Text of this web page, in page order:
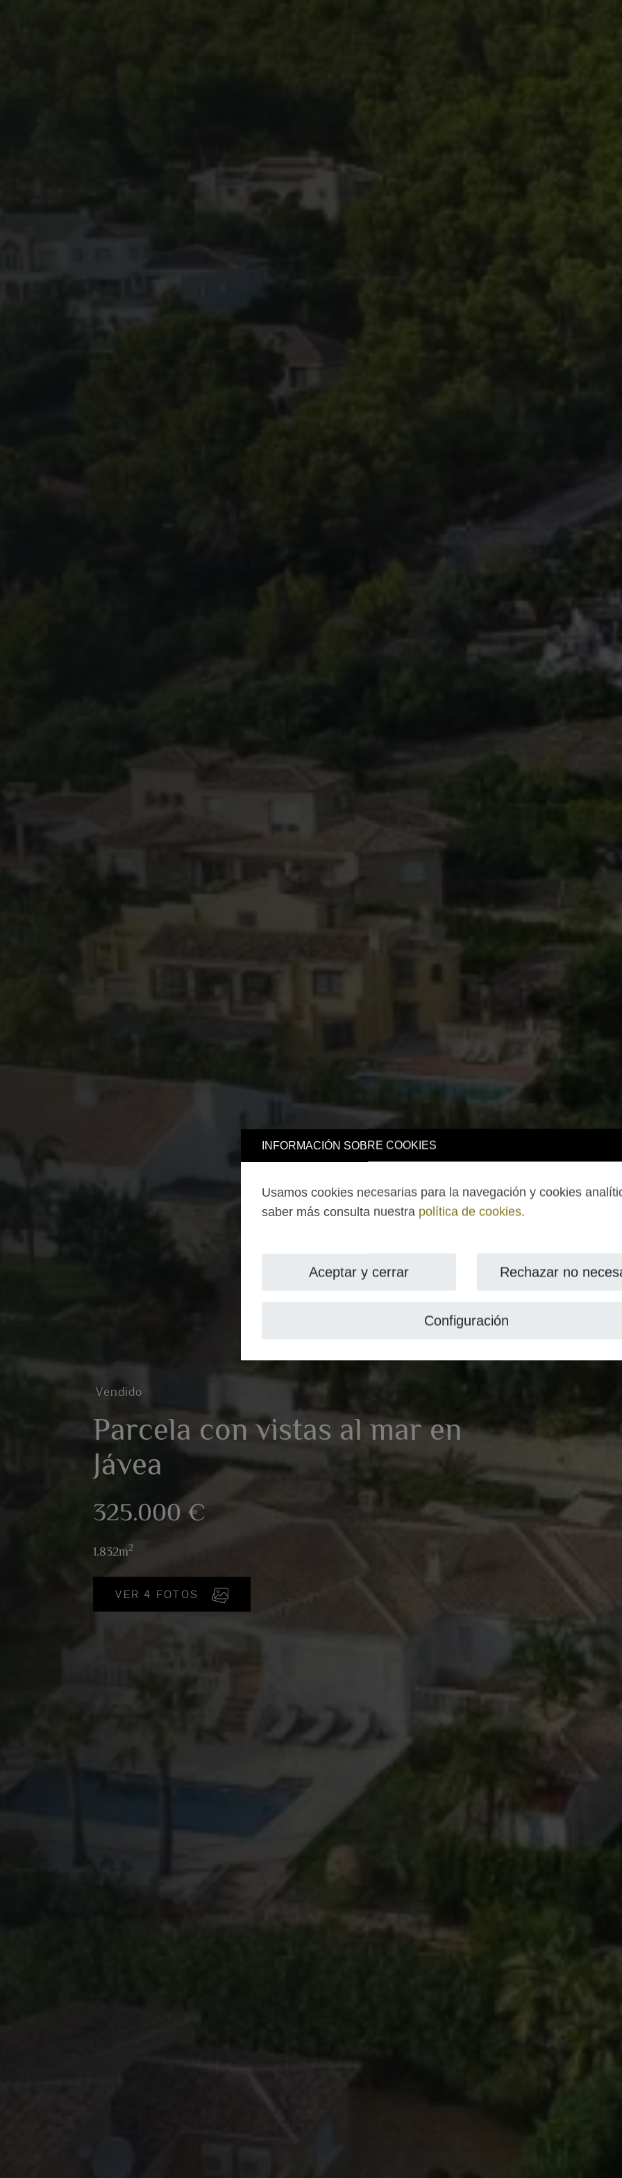
INFORMACIÓN SOBRE COOKIES
Usamos cookies necesarias para la navegación y cookies
saber más consulta nuestra política de cookies.
Aceptar y cerrar Rechazar no
Configuración
Vendido
Parcela con vistas al mar en
Jávea
325.000 €
1.832m2
VER 4 FOTOS